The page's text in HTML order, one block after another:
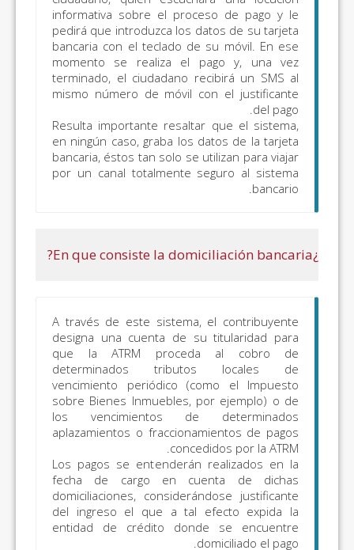
el apartado
“Autoliquidaciones
y liquidaciones
objeto de pago”
excepto:
Tributos
Autonómicos y
Cedidos:Tasa Fiscal
Regional sobre los
Ambientales
(modelos 050, 051,
060, 061, 070 y 071)
informativa sobre el
pedirá que introduzca los
bancaria con el teclado de
momento se realiza el
terminado, el ciudadano
mismo número de móvil
Resulta importante resaltar
en ningún caso, graba los
bancaria, éstos tan solo se
por un canal totalmente
A través de este sistema,
designa una cuenta de su
que la ATRM
determinados
vencimiento periódico
sobre Bienes Inmuebles,
los vencimientos de
aplazamientos o
Los pagos se entenderán
fecha de cargo en
domiciliaciones,
del ingreso el que a tal
entidad de crédito